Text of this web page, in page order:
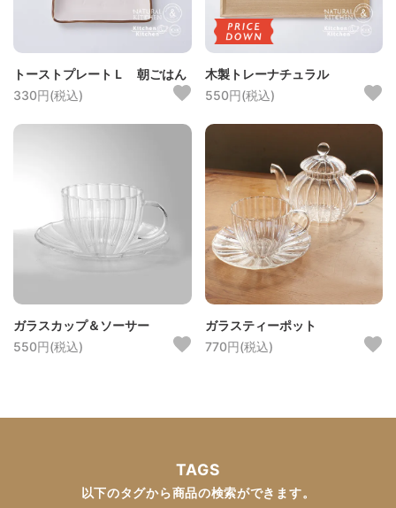
トーストプレートＬ 朝ごはん
330円(税込)
木製トレーナチュラル
550円(税込)
ガラスカップ＆ソーサー
550円(税込)
ガラスティーポット
770円(税込)
TAGS
以下のタグから商品の検索ができます。